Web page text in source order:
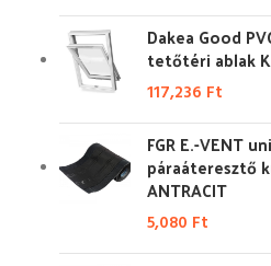
Dakea Good
tetőtéri ablak
117,236 Ft
FGR E.-VENT
páraáteresztő
ANTRACIT
5,080 Ft